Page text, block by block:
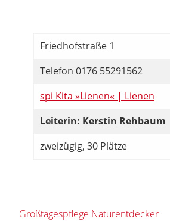
Friedhofstraße 1
Telefon 0176 55291562
spi Kita »Lienen« | Lienen
Leiterin: Kerstin Rehbaum
zweizügig, 30 Plätze
Großtagespflege Naturentdecker